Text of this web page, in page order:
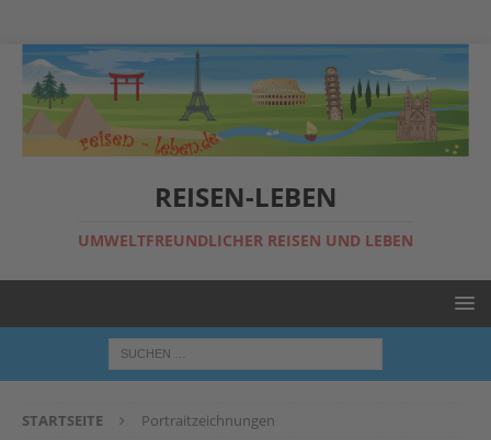
REISEN-LEBEN
UMWELTFREUNDLICHER REISEN UND LEBEN
STARTSEITE Portraitzeichnungen